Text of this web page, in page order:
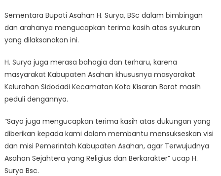
Sementara Bupati Asahan H. Surya, BSc dalam bimbingan
dan arahanya mengucapkan terima kasih atas syukuran
yang dilaksanakan ini.
H. Surya juga merasa bahagia dan terharu, karena
masyarakat Kabupaten Asahan khususnya masyarakat
Kelurahan Sidodadi Kecamatan Kota Kisaran Barat masih
peduli dengannya.
“Saya juga mengucapkan terima kasih atas dukungan yang
diberikan kepada kami dalam membantu mensukseskan visi
dan misi Pemerintah Kabupaten Asahan, agar Terwujudnya
Asahan Sejahtera yang Religius dan Berkarakter” ucap H.
Surya Bsc.